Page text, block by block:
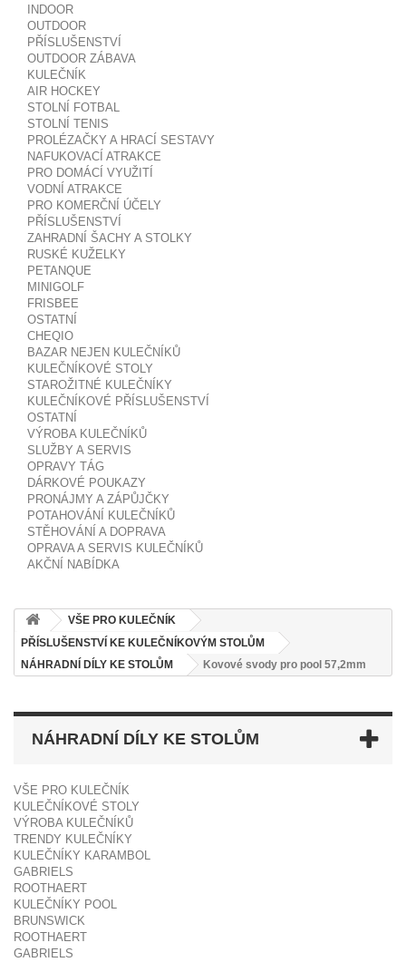
INDOOR
OUTDOOR
PŘÍSLUŠENSTVÍ
OUTDOOR ZÁBAVA
KULEČNÍK
AIR HOCKEY
STOLNÍ FOTBAL
STOLNÍ TENIS
PROLÉZAČKY A HRACÍ SESTAVY
NAFUKOVACÍ ATRAKCE
PRO DOMÁCÍ VYUŽITÍ
VODNÍ ATRAKCE
PRO KOMERČNÍ ÚČELY
PŘÍSLUŠENSTVÍ
ZAHRADNÍ ŠACHY A STOLKY
RUSKÉ KUŽELKY
PETANQUE
MINIGOLF
FRISBEE
OSTATNÍ
CHEQIO
BAZAR NEJEN KULEČNÍKŮ
KULEČNÍKOVÉ STOLY
STAROŽITNÉ KULEČNÍKY
KULEČNÍKOVÉ PŘÍSLUŠENSTVÍ
OSTATNÍ
VÝROBA KULEČNÍKŮ
SLUŽBY A SERVIS
OPRAVY TÁG
DÁRKOVÉ POUKAZY
PRONÁJMY A ZÁPŮJČKY
POTAHOVÁNÍ KULEČNÍKŮ
STĚHOVÁNÍ A DOPRAVA
OPRAVA A SERVIS KULEČNÍKŮ
AKČNÍ NABÍDKA
VŠE PRO KULEČNÍK
PŘÍSLUŠENSTVÍ KE KULEČNÍKOVÝM STOLŮM
NÁHRADNÍ DÍLY KE STOLŮM
Kovové svody pro pool 57,2mm
NÁHRADNÍ DÍLY KE STOLŮM
VŠE PRO KULEČNÍK
KULEČNÍKOVÉ STOLY
VÝROBA KULEČNÍKŮ
TRENDY KULEČNÍKY
KULEČNÍKY KARAMBOL
GABRIELS
ROOTHAERT
KULEČNÍKY POOL
BRUNSWICK
ROOTHAERT
GABRIELS